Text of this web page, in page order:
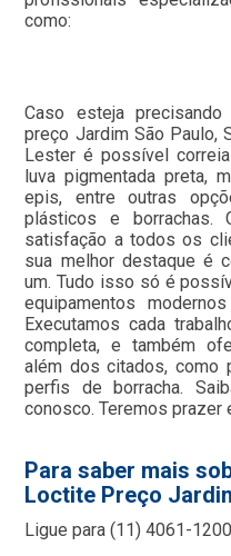
como:
Caso esteja
preço Jardim São Paulo,
Lester é possível
luva pigmentada preta,
epis, entre outras
plásticos e
satisfação a todos os
sua melhor destaque é
um. Tudo isso só é
equipamentos
Executamos cada
completa, e também
além dos citados, como
perfis de borracha.
conosco. Teremos prazer
Para saber mais
Loctite Preço
Ligue para(11) 4061-1200